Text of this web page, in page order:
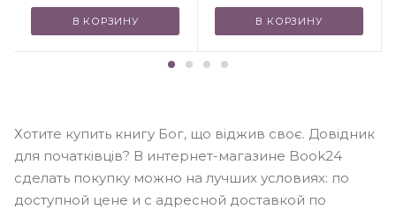
В КОРЗИНУ В КОРЗИНУ
Хотите купить книгу Бог, що віджив своє. Довідник
для початківців? В интернет-магазине Book24
сделать покупку можно на лучших условиях: по
доступной цене и с адресной доставкой по